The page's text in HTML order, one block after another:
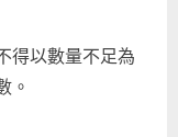
得以數量不足為
。